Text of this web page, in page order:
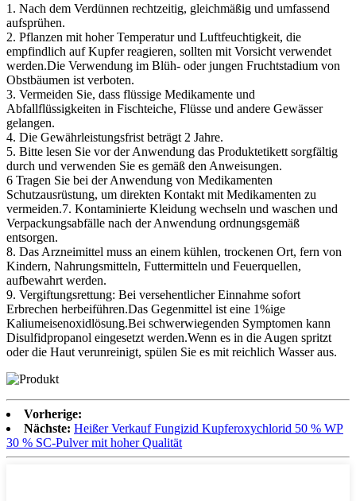
1. Nach dem Verdünnen rechtzeitig, gleichmäßig und umfassend
aufsprühen.
2. Pflanzen mit hoher Temperatur und Luftfeuchtigkeit, die
empfindlich auf Kupfer reagieren, sollten mit Vorsicht verwendet
werden.Die Verwendung im Blüh- oder jungen Fruchtstadium von
Obstbäumen ist verboten.
3. Vermeiden Sie, dass flüssige Medikamente und
Abfallflüssigkeiten in Fischteiche, Flüsse und andere Gewässer
gelangen.
4. Die Gewährleistungsfrist beträgt 2 Jahre.
5. Bitte lesen Sie vor der Anwendung das Produktetikett sorgfältig
durch und verwenden Sie es gemäß den Anweisungen.
6 Tragen Sie bei der Anwendung von Medikamenten
Schutzausrüstung, um direkten Kontakt mit Medikamenten zu
vermeiden.7. Kontaminierte Kleidung wechseln und waschen und
Verpackungsabfälle nach der Anwendung ordnungsgemäß
entsorgen.
8. Das Arzneimittel muss an einem kühlen, trockenen Ort, fern von
Kindern, Nahrungsmitteln, Futtermitteln und Feuerquellen,
aufbewahrt werden.
9. Vergiftungsrettung: Bei versehentlicher Einnahme sofort
Erbrechen herbeiführen.Das Gegenmittel ist eine 1%ige
Kaliumeisenoxidlösung.Bei schwerwiegenden Symptomen kann
Disulfidpropanol eingesetzt werden.Wenn es in die Augen spritzt
oder die Haut verunreinigt, spülen Sie es mit reichlich Wasser aus.
Vorherige:
Nächste: Heißer Verkauf Fungizid Kupferoxychlorid 50 % WP
30 % SC-Pulver mit hoher Qualität